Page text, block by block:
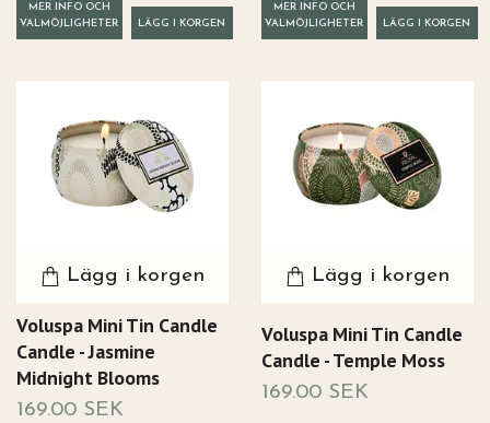
MER INFO OCH
VALMÖJLIGHETER
MER INFO OCH
VALMÖJLIGHETER
Lägg i korgen
Voluspa Mini Tin Candle
Candle - Jasmine
Midnight Blooms
169.00 SEK
Lägg i korgen
Voluspa Mini Tin Candle
Candle - Temple Moss
169.00 SEK